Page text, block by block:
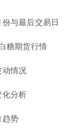
与最后交易日
糖期货行情
情况
分析
趋势